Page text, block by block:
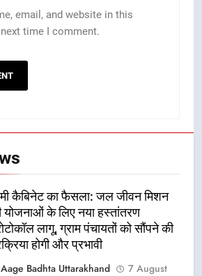
email, and website in this
time I comment.
कैबिनेट का फैसला: जल जीवन मिशन
योजनाओं के लिए नया हस्तांतरण
लागू, ग्राम पंचायतों को सौंपने की
होगी और प्रभावी
Aage Badhta Uttarakhand
7 August